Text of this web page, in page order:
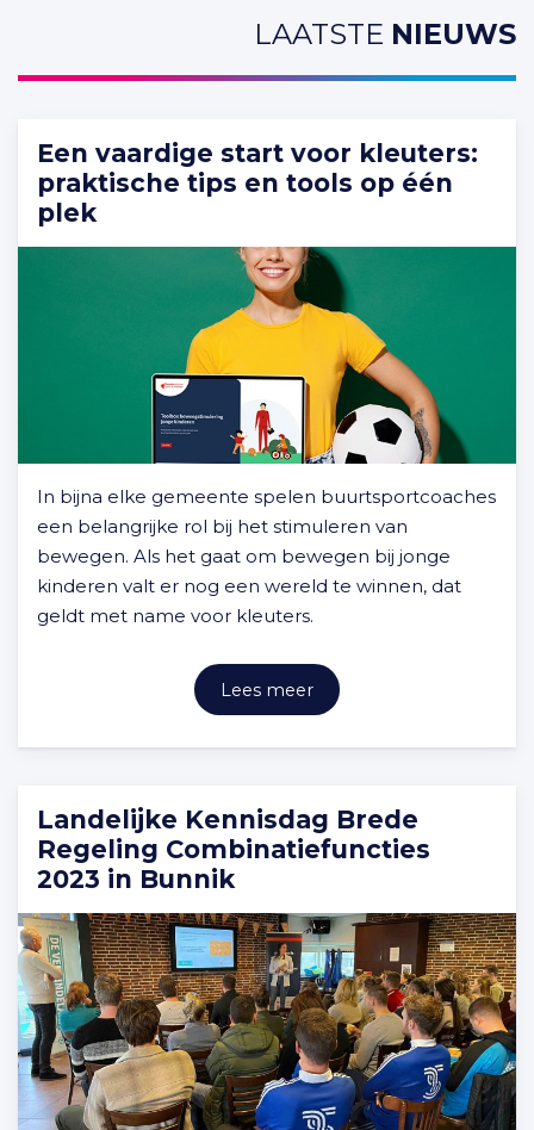
LAATSTE NIEUWS
Een vaardige start voor kleuters:
praktische tips en tools op één
plek
In bijna elke gemeente spelen buurtsportcoaches
een belangrijke rol bij het stimuleren van
bewegen. Als het gaat om bewegen bij jonge
kinderen valt er nog een wereld te winnen, dat
geldt met name voor kleuters.
Lees meer
Landelijke Kennisdag Brede
Regeling Combinatiefuncties
2023 in Bunnik